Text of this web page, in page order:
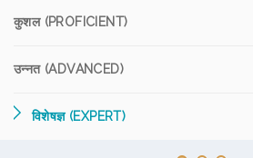
कुशल (PROFICIENT)
उन्नत (ADVANCED)
विशेषज्ञ (EXPERT)